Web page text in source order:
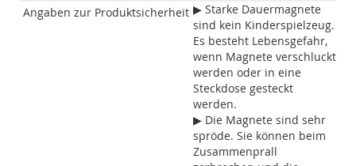
Angaben zur Produktsicherheit ▶ Starke Dauermagnete
sind kein Kinderspielzeug.
Es besteht Lebensgefahr,
wenn Magnete verschluckt
werden oder in eine
Steckdose gesteckt
werden.
▶ Die Magnete sind sehr
spröde. Sie können beim
Zusammenprall